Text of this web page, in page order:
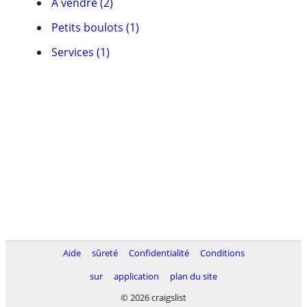
Petits boulots (1)
Services (1)
Aide sûreté Confidentialité
Conditions
sur
application
plan du site
© 2026 craigslist